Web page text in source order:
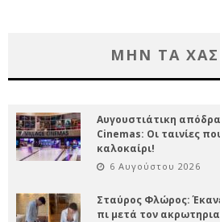
ΜΗΝ ΤΑ
Αυγουστιάτικη
Cinemas: Οι ταινίες
καλοκαίρι!
6 Αυγούστου 2026
Σταύρος Φλώρος:
πι μετά τον